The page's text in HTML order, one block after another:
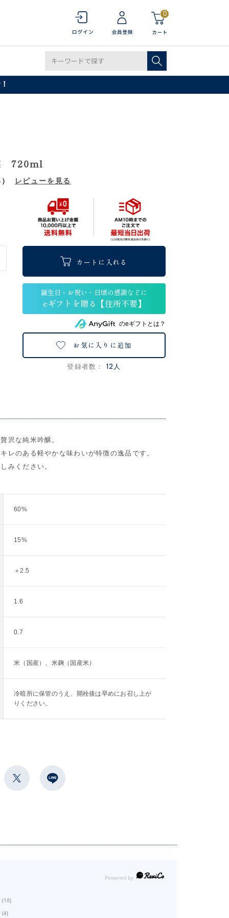
0
720ml
レビューを見る
カートに入れる
のeギフトとは？
お気に入りに追加
登録者数： 12人
沢な純米吟醸。
レのある軽やかな味わいが特徴の逸品です。
みください。
60%
15%
＋2.5
1.6
0.7
米（国産）、米麹（国産米）
冷暗所に保管のうえ、開栓後は早めにお召し上が
りください。
(10)
(4)